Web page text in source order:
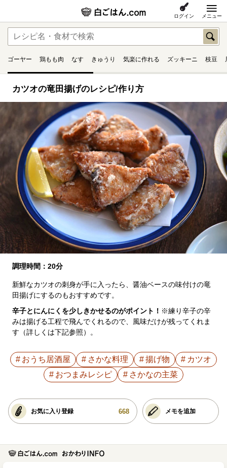
ログイン メニュー
ゴーヤー 鶏もも肉 なす きゅうり 気楽に作れる ズッキーニ 枝豆
カツオの竜田揚げのレシピ/作り方
調理時間：20分
新鮮なカツオの刺身が手に入ったら、醤油ベースの味付けの竜
田揚げにするのもおすすめです。
辛子とにんにくを少しきかせるのがポイント！ ※練り辛子の辛
みは揚げる工程で飛んでくれるので、風味だけが残ってくれま
す（詳しくは下記参照）。
おうち居酒屋 さかな料理 揚げ物
カツオ
おつまみレシピ
さかなの主菜
お気に入り登録 668 メモを追加